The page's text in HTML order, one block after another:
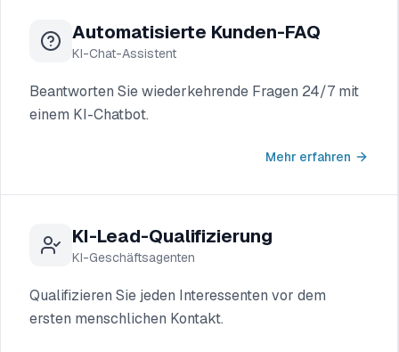
Automatisierte Kunden-FAQ
KI-Chat-Assistent
Beantworten Sie wiederkehrende Fragen 24/7 mit
einem KI-Chatbot.
Mehr erfahren
KI-Lead-Qualifizierung
KI-Geschäftsagenten
Qualifizieren Sie jeden Interessenten vor dem
ersten menschlichen Kontakt.